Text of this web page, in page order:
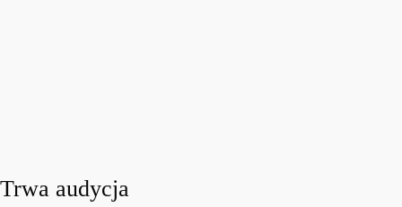
Trwa audycja